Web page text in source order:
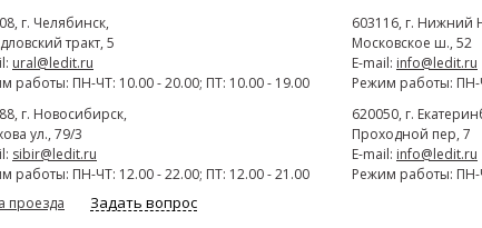
, г. Челябинск,
тракт, 5
ural@ledit.ru
работы: ПН-ЧТ: 10.00 - 20.00; ПТ: 10.00 - 19.00
603116, г. Нижний
Московское ш., 52
E-mail: info@ledit.ru
Режим работы: ПН-
, г. Новосибирск,
ул., 79/3
sibir@ledit.ru
работы: ПН-ЧТ: 12.00 - 22.00; ПТ: 12.00 - 21.00
620050, г.
Проходной пер, 7
E-mail: info@ledit.ru
Режим работы: ПН-
проезда
Задать вопрос